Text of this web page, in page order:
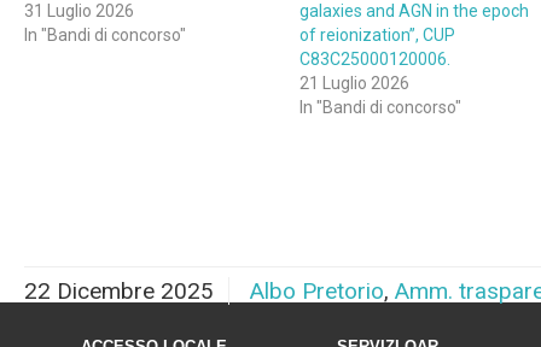
31 Luglio 2026
In "Bandi di concorso"
galaxies and AGN in the epoch
of reionization”, CUP
C83C25000120006.
21 Luglio 2026
In "Bandi di concorso"
22 Dicembre 2025 Albo Pretorio, Amm.